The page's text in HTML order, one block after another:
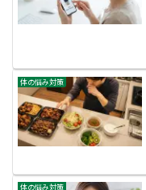
体の悩み対策
体の悩み対策